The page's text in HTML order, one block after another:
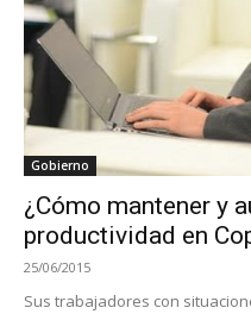
Gobierno
¿Cómo mantener y
productividad en
25/06/2015
Sus trabajadores con